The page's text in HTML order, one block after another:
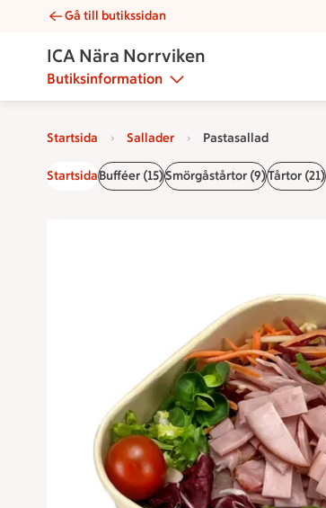
Pastasallad | Catering ICA Nära Norrviken
Gå till butikssidan
ICA Nära Norrviken
Butiksinformation
Startsida Sallader Pastasallad
StartsidaBufféer (15)Smörgåstårtor (9)Tårtor (21)